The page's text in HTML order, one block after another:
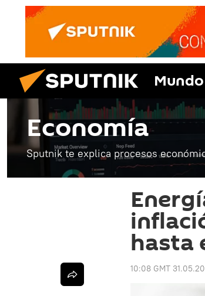
Mundo
Economía
Sputnik te explica procesos
hasta
10:08 GMT